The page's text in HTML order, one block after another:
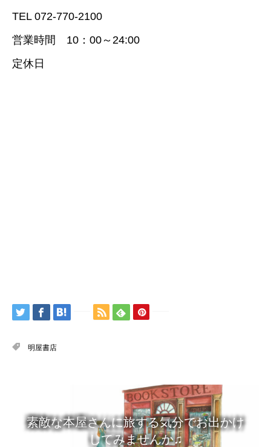
TEL 072-770-2100
営業時間 10：00～24:00
定休日
明屋書店
素敵な本屋さんに旅する気分でお出かけ
してみませんか♫